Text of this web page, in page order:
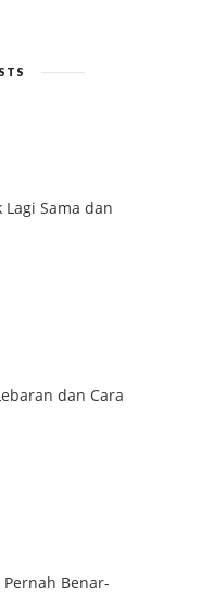
Sama dan
dan Cara
Benar-